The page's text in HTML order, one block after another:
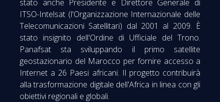
stato anche Presidente e Direttore Generale di
ITSO-Intelsat (l'Organizzazione Internazionale delle
Telecomunicazioni Satellitari) dal 2001 al 2009. È
stato insignito dell'Ordine di Ufficiale del Trono.
Panafsat sta sviluppando il primo satellite
geostazionario del Marocco per fornire accesso a
Internet a 26 Paesi africani. Il progetto contribuirà
alla trasformazione digitale dell'Africa in linea con gli
obiettivi regionali e globali.